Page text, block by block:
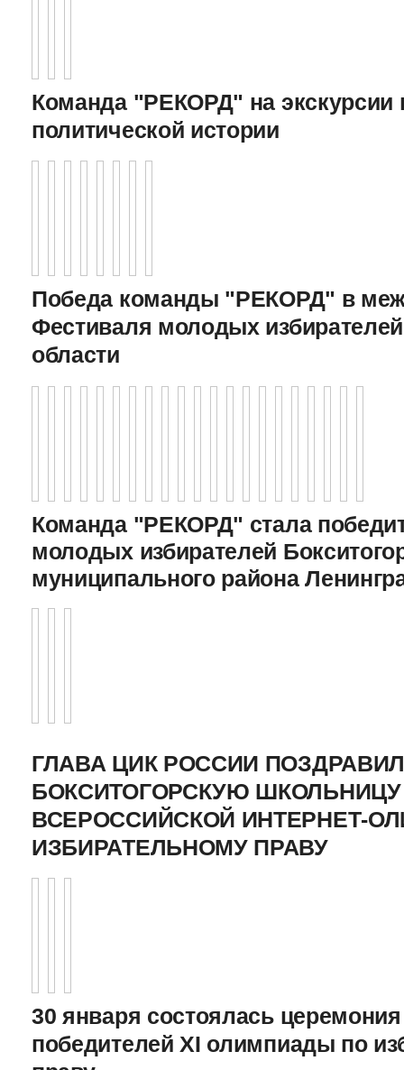
Команда "РЕКОРД" на экскурсии
политической истории
Победа команды "РЕКОРД" в
Фестиваля молодых
области
Команда "РЕКОРД" стала
молодых избирателей
муниципального района
ГЛАВА ЦИК РОССИИ
БОКСИТОГОРСКУЮ
ВСЕРОССИЙСКОЙ ИНТЕРНЕТ-
ИЗБИРАТЕЛЬНОМУ ПРАВУ
30 января состоялась
победителей XI олимпиады по